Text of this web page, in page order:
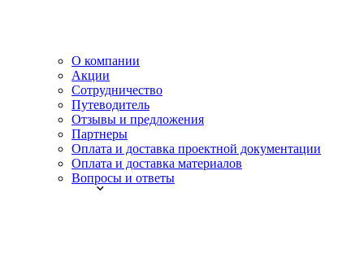
О компании
Акции
Сотрудничество
Путеводитель
Отзывы и предложения
Партнеры
Оплата и доставка проектной документации
Оплата и доставка материалов
Вопросы и ответы